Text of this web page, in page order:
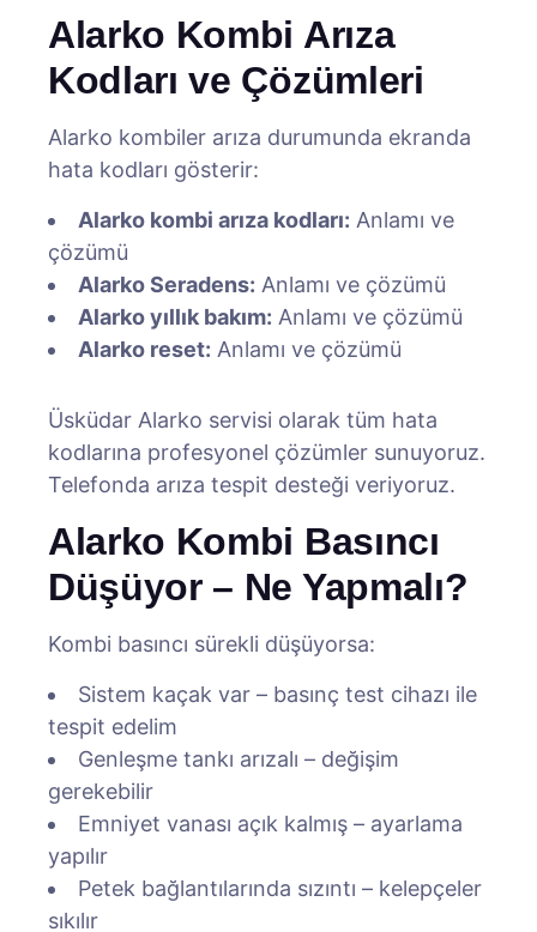
Alarko Kombi Arıza
Kodları ve Çözümleri
Alarko kombiler arıza durumunda ekranda
hata kodları gösterir:
Alarko kombi arıza kodları: Anlamı ve
çözümü
Alarko Seradens: Anlamı ve çözümü
Alarko yıllık bakım: Anlamı ve çözümü
Alarko reset: Anlamı ve çözümü
Üsküdar Alarko servisi olarak tüm hata
kodlarına profesyonel çözümler sunuyoruz.
Telefonda arıza tespit desteği veriyoruz.
Alarko Kombi Basıncı
Düşüyor – Ne Yapmalı?
Kombi basıncı sürekli düşüyorsa:
Sistem kaçak var – basınç test cihazı ile
tespit edelim
Genleşme tankı arızalı – değişim
gerekebilir
Emniyet vanası açık kalmış – ayarlama
yapılır
Petek bağlantılarında sızıntı – kelepçeler
sıkılır